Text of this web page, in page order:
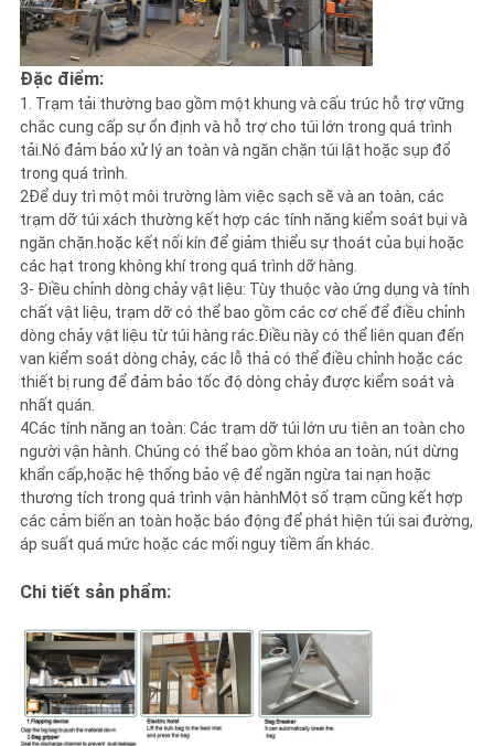
Đặc điểm:
1. Trạm tải thường bao gồm một khung và cấu trúc hỗ trợ vững
chắc cung cấp sự ổn định và hỗ trợ cho túi lớn trong quá trình
tải.Nó đảm bảo xử lý an toàn và ngăn chặn túi lật hoặc sụp đổ
trong quá trình.
2Để duy trì một môi trường làm việc sạch sẽ và an toàn, các
trạm dỡ túi xách thường kết hợp các tính năng kiểm soát bụi và
ngăn chặn.hoặc kết nối kín để giảm thiểu sự thoát của bụi hoặc
các hạt trong không khí trong quá trình dỡ hàng.
3- Điều chỉnh dòng chảy vật liệu: Tùy thuộc vào ứng dụng và tính
chất vật liệu, trạm dỡ có thể bao gồm các cơ chế để điều chỉnh
dòng chảy vật liệu từ túi hàng rác.Điều này có thể liên quan đến
van kiểm soát dòng chảy, các lỗ thả có thể điều chỉnh hoặc các
thiết bị rung để đảm bảo tốc độ dòng chảy được kiểm soát và
nhất quán.
4Các tính năng an toàn: Các trạm dỡ túi lớn ưu tiên an toàn cho
người vận hành. Chúng có thể bao gồm khóa an toàn, nút dừng
khẩn cấp,hoặc hệ thống bảo vệ để ngăn ngừa tai nạn hoặc
thương tích trong quá trình vận hànhMột số trạm cũng kết hợp
các cảm biến an toàn hoặc báo động để phát hiện túi sai đường,
áp suất quá mức hoặc các mối nguy tiềm ẩn khác.
Chi tiết sản phẩm: